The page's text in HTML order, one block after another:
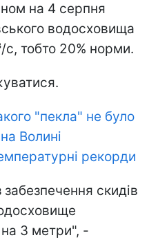
на 4 серпня
водосховища
тобто 20% норми.
"пекла" не було
Волині
рекорди
скидів
3 метри", -